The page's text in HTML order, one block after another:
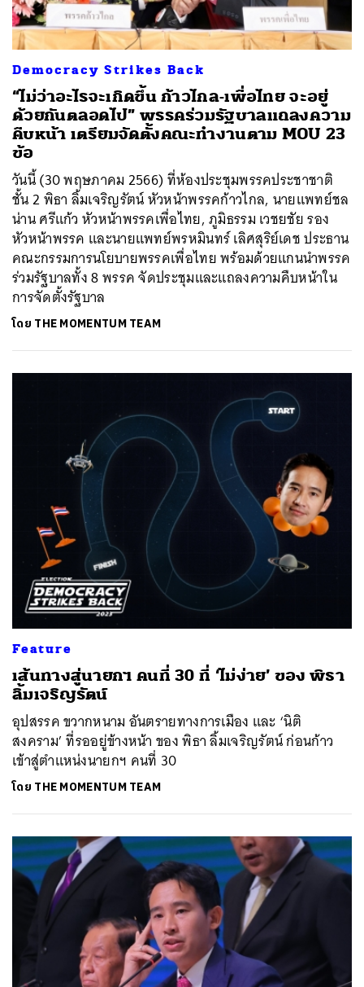
Democracy Strikes Back
“ไม่ว่าอะไรจะเกิดขึ้น ก้าวไกล-เพื่อไทย จะอยู่
ด้วยกันตลอดไป” พรรคร่วมรัฐบาลแถลงความ
คืบหน้า เตรียมจัดตั้งคณะทำงานตาม MOU 23
ข้อ
วันนี้ (30 พฤษภาคม 2566) ที่ห้องประชุมพรรคประชาชาติ
ชั้น 2 พิธา ลิ้มเจริญรัตน์ หัวหน้าพรรคก้าวไกล, นายแพทย์ชล
น่าน ศรีแก้ว หัวหน้าพรรคเพื่อไทย, ภูมิธรรม เวชยชัย รอง
หัวหน้าพรรค และนายแพทย์พรหมินทร์ เลิศสุริย์เดช ประธาน
คณะกรรมการนโยบายพรรคเพื่อไทย พร้อมด้วยแกนนำพรรค
ร่วมรัฐบาลทั้ง 8 พรรค จัดประชุมและแถลงความคืบหน้าใน
การจัดตั้งรัฐบาล
โดย THE MOMENTUM TEAM
Feature
เส้นทางสู่นายกฯ คนที่ 30 ที่ ‘ไม่ง่าย’ ของ พิธา
ลิ้มเจริญรัตน์
อุปสรรค ขวากหนาม อันตรายทางการเมือง และ ‘นิติ
สงคราม’ ที่รออยู่ข้างหน้า ของ พิธา ลิ้มเจริญรัตน์ ก่อนก้าว
เข้าสู่ตำแหน่งนายกฯ คนที่ 30
โดย THE MOMENTUM TEAM